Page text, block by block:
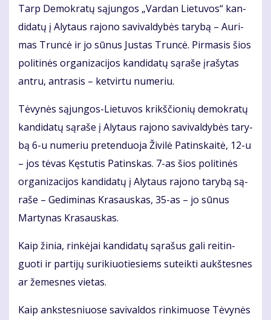
Tarp De­mok­ra­tų są­jun­gos „Var­dan Lie­tu­vos“ kan­
di­da­tų į Aly­taus ra­jo­no sa­vi­val­dy­bės ta­ry­bą – Au­ri­
mas Trun­cė ir jo sū­nus Jus­tas Trun­cė. Pir­ma­sis šios
po­li­ti­nės or­ga­ni­za­ci­jos kan­di­da­tų są­ra­še įra­šy­tas
an­tru, ant­ra­sis – ket­vir­tu nu­me­riu.
Tė­vy­nės są­jun­gos-Lie­tu­vos krikš­čio­nių de­mok­ra­tų
kan­di­da­tų są­ra­še į Aly­taus ra­jo­no sa­vi­val­dy­bės ta­ry­
bą 6-u nu­me­riu pre­ten­duo­ja Ži­vi­lė Pa­tins­kai­tė, 12-u
– jos tė­vas Kęs­tu­tis Pa­tins­kas. 7-as šios po­li­ti­nės
or­ga­ni­za­ci­jos kan­di­da­tų į Aly­taus ra­jo­no ta­ry­bą są­
ra­še – Ge­di­mi­nas Kra­saus­kas, 35-as – jo sū­nus
Mar­ty­nas Kra­saus­kas.
Kaip ži­nia, rin­kė­jai kan­di­da­tų są­ra­šus ga­li rei­tin­
guo­ti ir par­ti­jų su­ri­kiuo­tie­siems su­teik­ti aukš­tes­nes
ar že­mes­nes vie­tas.
Kaip anks­tes­niuo­se sa­vi­val­dos rin­ki­muo­se Tė­vy­nės